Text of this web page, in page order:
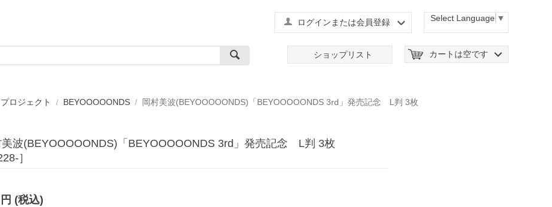
Select Language ▼
ログインまたは会員登録
カートは空です
ショップリスト
ロジェクト / BEYOOOOONDS /
岡村美波(BEYOOOOONDS)「BEYOOOOONDS 3rd」発売記念 L判 3枚
美波(BEYOOOOONDS)「BEYOOOOONDS 3rd」発売記念 L判 3枚
］
円 (税込)